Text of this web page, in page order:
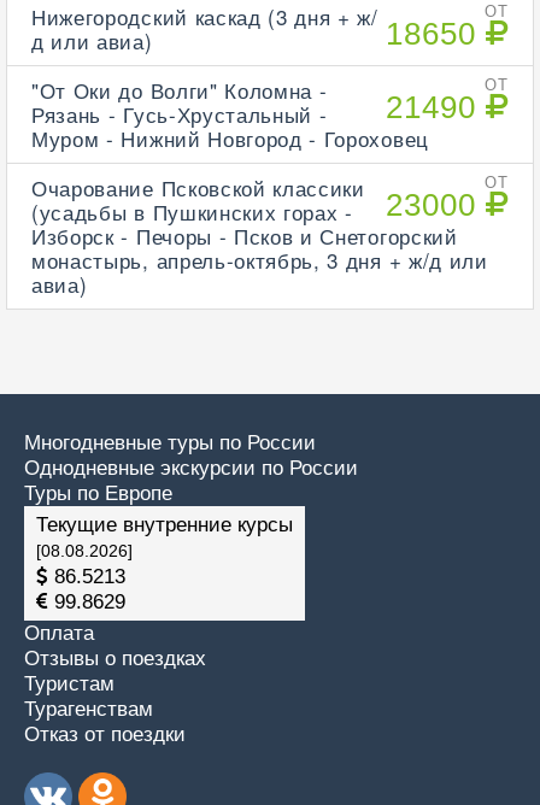
ОТ
18650
Нижегородский каскад (3 дня + ж/
д или авиа)
ОТ
21490
"От Оки до Волги" Коломна -
Рязань - Гусь-Хрустальный -
Муром - Нижний Новгород - Гороховец
ОТ
23000
Очарование Псковской классики
(усадьбы в Пушкинских горах -
Изборск - Печоры - Псков и Снетогорский
монастырь, апрель-октябрь, 3 дня + ж/д или
авиа)
Многодневные туры по России
Однодневные экскурсии по России
Туры по Европе
Текущие внутренние курсы
[08.08.2026]
86.5213
99.8629
Оплата
Отзывы о поездках
Туристам
Турагенствам
Отказ от поездки